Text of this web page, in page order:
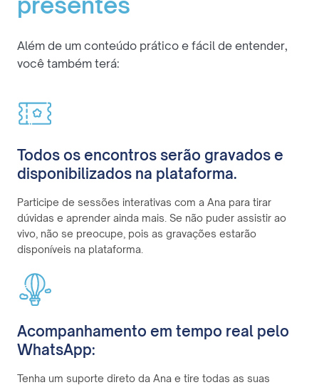
Além de um conteúdo prático e fácil de entender,
você também terá:
Todos os encontros serão gravados e
disponibilizados na plataforma.
Participe de sessões interativas com a Ana para tirar
dúvidas e aprender ainda mais. Se não puder assistir ao
vivo, não se preocupe, pois as gravações estarão
disponíveis na plataforma.
Acompanhamento em tempo real pelo
WhatsApp:
Tenha um suporte direto da Ana e tire todas as suas